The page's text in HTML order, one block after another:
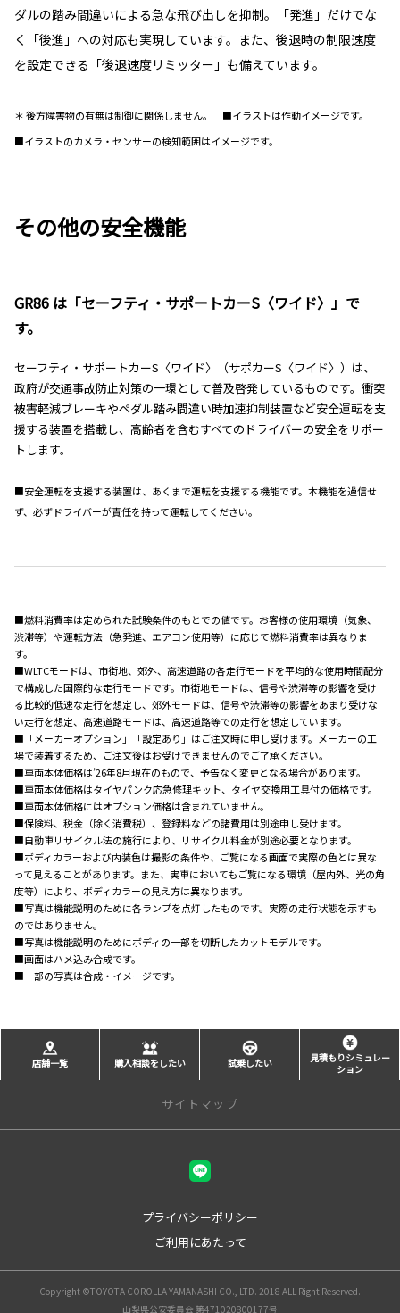
ダルの踏み間違いによる急な飛び出しを抑制。「発進」だけでな
く「後進」への対応も実現しています。また、後退時の制限速度
を設定できる「後退速度リミッター」も備えています。
＊ 後方障害物の有無は制御に関係しません。 ■イラストは作動イメージです。
■イラストのカメラ・センサーの検知範囲はイメージです。
その他の安全機能
GR86 は「セーフティ・サポートカーS〈ワイド〉」で
す。
セーフティ・サポートカーS〈ワイド〉（サポカーS〈ワイド〉）は、
政府が交通事故防止対策の一環として普及啓発しているものです。衝突
被害軽減ブレーキやペダル踏み間違い時加速抑制装置など安全運転を支
援する装置を搭載し、高齢者を含むすべてのドライバーの安全をサポー
トします。
■安全運転を支援する装置は、あくまで運転を支援する機能です。本機能を過信せ
ず、必ずドライバーが責任を持って運転してください。
■燃料消費率は定められた試験条件のもとでの値です。お客様の使用環境（気象、
渋滞等）や運転方法（急発進、エアコン使用等）に応じて燃料消費率は異なりま
す。
■WLTCモードは、市街地、郊外、高速道路の各走行モードを平均的な使用時間配分
で構成した国際的な走行モードです。市街地モードは、信号や渋滞等の影響を受け
る比較的低速な走行を想定し、郊外モードは、信号や渋滞等の影響をあまり受けな
い走行を想定、高速道路モードは、高速道路等での走行を想定しています。
■「メーカーオプション」「設定あり」はご注文時に申し受けます。メーカーの工
場で装着するため、ご注文後はお受けできませんのでご了承ください。
■車両本体価格は’26年8月現在のもので、予告なく変更となる場合があります。
■車両本体価格はタイヤパンク応急修理キット、タイヤ交換用工具付の価格です。
■車両本体価格にはオプション価格は含まれていません。
■保険料、税金（除く消費税）、登録料などの諸費用は別途申し受けます。
■自動車リサイクル法の施行により、リサイクル料金が別途必要となります。
■ボディカラーおよび内装色は撮影の条件や、ご覧になる画面で実際の色とは異な
って見えることがあります。また、実車においてもご覧になる環境（屋内外、光の角
度等）により、ボディカラーの見え方は異なります。
■写真は機能説明のために各ランプを点灯したものです。実際の走行状態を示すも
のではありません。
■写真は機能説明のためにボディの一部を切断したカットモデルです。
■画面はハメ込み合成です。
■一部の写真は合成・イメージです。
店舗一覧 購入相談をしたい 試乗したい
見積もりシミュレー
ション
サイトマップ
昭和店
プライバシーポリシー
ご利用にあたって
Copyright ©TOYOTA COROLLA YAMANASHI CO., LTD. 2018 ALL Right Reserved.
山梨県公安委員会 第471020800177号